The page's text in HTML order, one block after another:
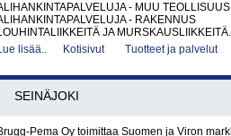
- MUU TEOLLISUUS
- RAKENNUS
JA
lisää..
Kotisivut Tuotteet ja palvelut
SEINÄJOKI
Pema Oy toimittaa Suomen ja Viron